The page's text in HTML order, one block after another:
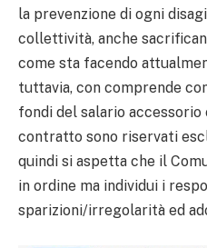
la prevenzione di ogni
collettività, anche
come sta facendo
tuttavia, con comprende
fondi del salario
contratto sono riservati
quindi si aspetta che il
in ordine ma individui i
sparizioni/irregolarità ed